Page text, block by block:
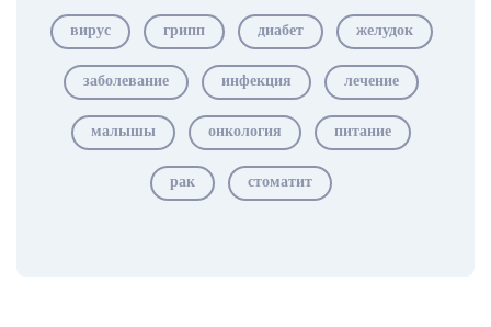
вирус грипп диабет желудок
заболевание инфекция лечение
малышы онкология питание
рак стоматит